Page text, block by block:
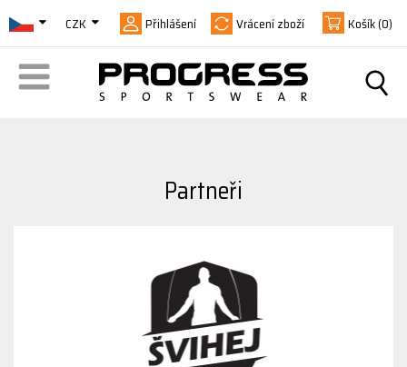
CZK Přihlášení Vrácení zboží Košík(0)
Partneři